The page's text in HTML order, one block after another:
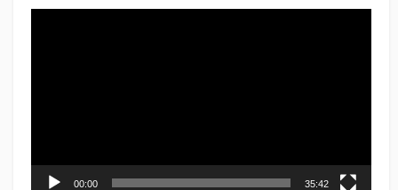
00:00 35:42